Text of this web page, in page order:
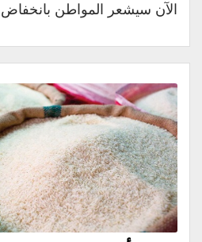
الآن سيشعر المواطن